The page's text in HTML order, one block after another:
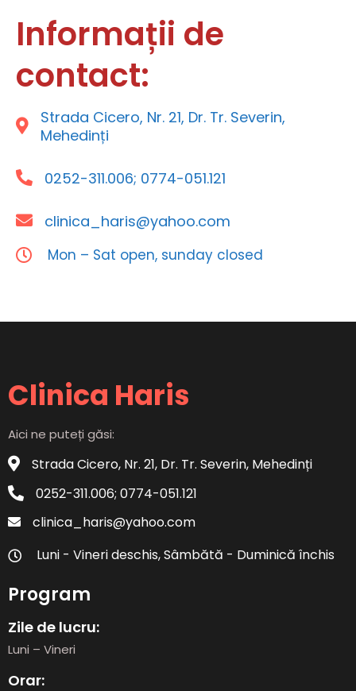
Informații de
contact:
Strada Cicero, Nr. 21, Dr. Tr. Severin,
Mehedinți
0252-311.006; 0774-051.121
clinica_haris@yahoo.com
Mon – Sat open, sunday closed
Clinica Haris
Aici ne puteți găsi:
Strada Cicero, Nr. 21, Dr. Tr. Severin, Mehedinți
0252-311.006; 0774-051.121
clinica_haris@yahoo.com
Luni - Vineri deschis, Sâmbătă - Duminică închis
Program
Zile de lucru:
Luni – Vineri
Orar: